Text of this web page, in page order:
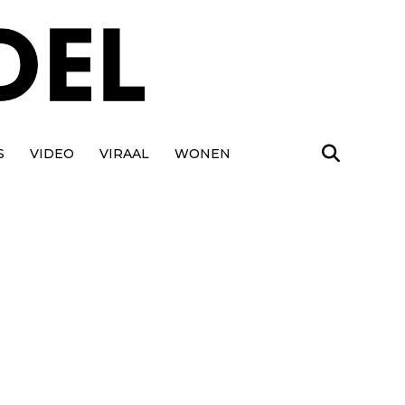
VIDEO VIRAAL WONEN